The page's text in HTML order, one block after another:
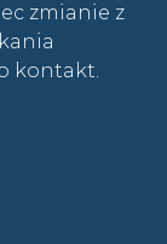
zmianie z
kontakt.